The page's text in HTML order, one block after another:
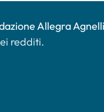
Allegra
redditi.